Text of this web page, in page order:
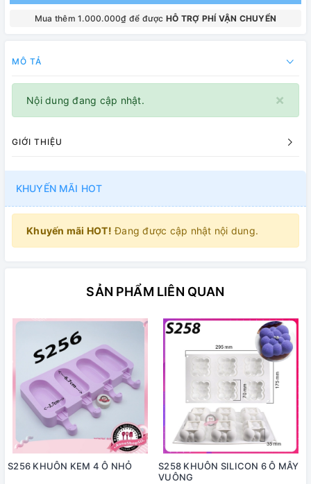
Mua thêm 1.000.000₫ để được HỖ TRỢ PHÍ VẬN CHUYỂN
MÔ TẢ
×
Nội dung đang cập nhật.
GIỚI THIỆU
KHUYẾN MÃI HOT
Khuyến mãi HOT! Đang được cập nhật nội dung.
SẢN PHẨM LIÊN QUAN
S256 KHUÔN KEM 4 Ô NHỎ
S258 KHUÔN SILICON 6 Ô MÂY
VUÔNG